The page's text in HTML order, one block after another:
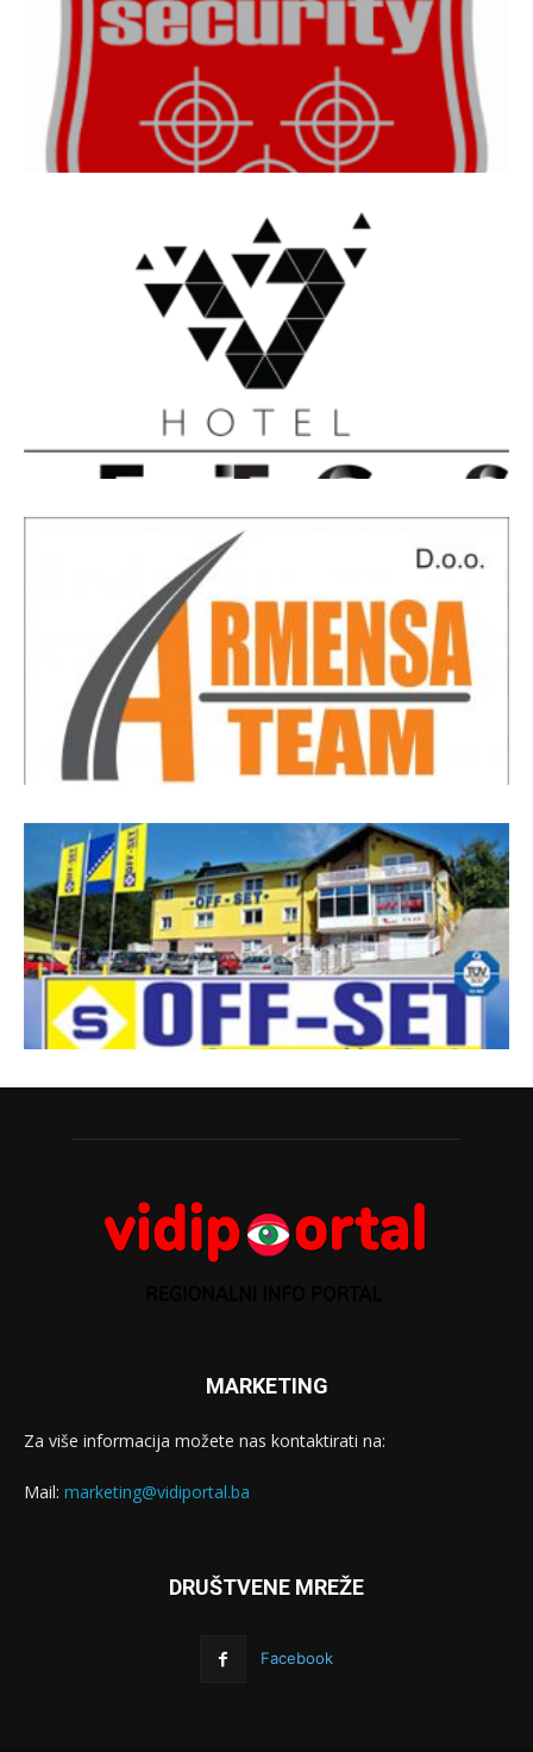
MARKETING
Za više informacija možete nas kontaktirati na:
Mail: marketing@vidiportal.ba
DRUŠTVENE MREŽE
Facebook